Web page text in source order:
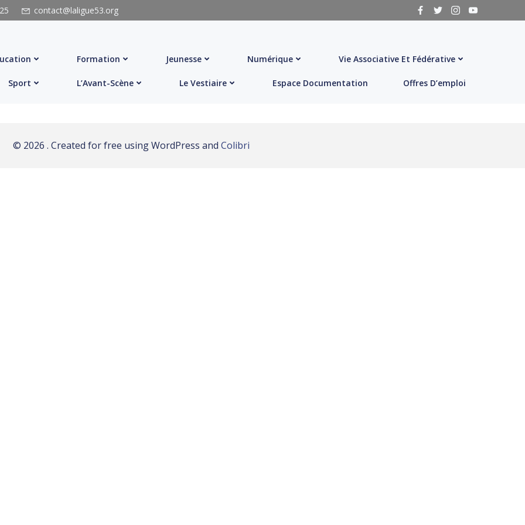
contact@laligue53.org
Formation Jeunesse Numérique Vie Associative Et Fédérative
Sport L’Avant-Scène Le Vestiaire Espace Documentation Offres D’emploi
© 2026 . Created for free using WordPress and Colibri